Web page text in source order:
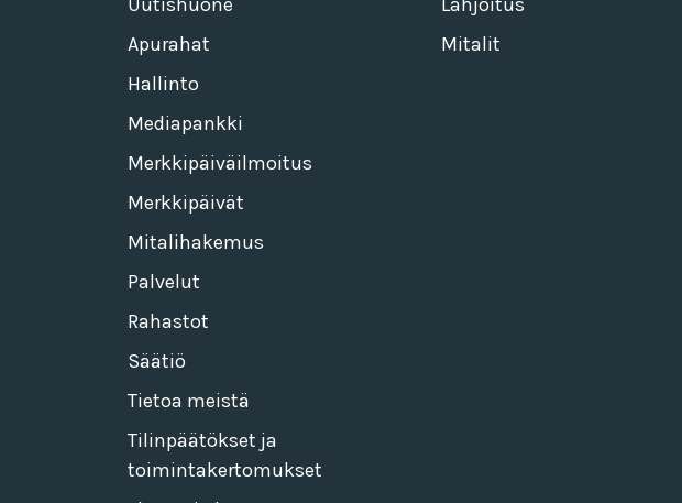
Apurahat
Hallinto
Mediapankki
Merkkipäiväilmoitus
Merkkipäivät
Mitalihakemus
Palvelut
Rahastot
Säätiö
Tietoa meistä
Tilinpäätökset ja
toimintakertomukset
Mitalit